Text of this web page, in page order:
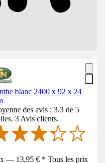
blanc 2400 x 92 x 24
des avis : 3.3 de 5
3 Avis clients.
— 13,95 € * Tous les prix